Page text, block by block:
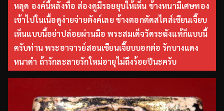
หลุด องค์นี้หลังทื่อ ส่องดูมีรอยยุบให้เห็น ข้างหนามีเศษทอง
เข้าไปในเนื้อดูง่ายจ่ายตังค์เลย ข้างตอกตัดสไตส์เซียนเจี๊ยบ
เห็นแบบนี้อย่าปล่อยผ่านมือ พระสมเด็จวัดระฆังแท้ก็แบบนี้
ครับท่าน พระอาจารย์สอนเซียนเจี๊ยบบอกต่อ รักบางแดง
หนาดำ ถ้ารักละลายรักใหม่อายุไม่ถึงร้อยปีนะครับ